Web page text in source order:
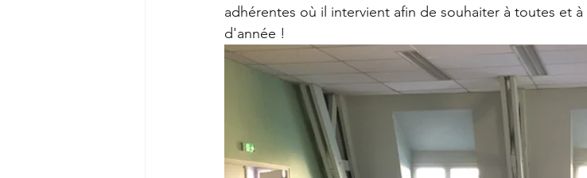
adhérentes où il intervient afin de souhaiter à toutes et
d'année !